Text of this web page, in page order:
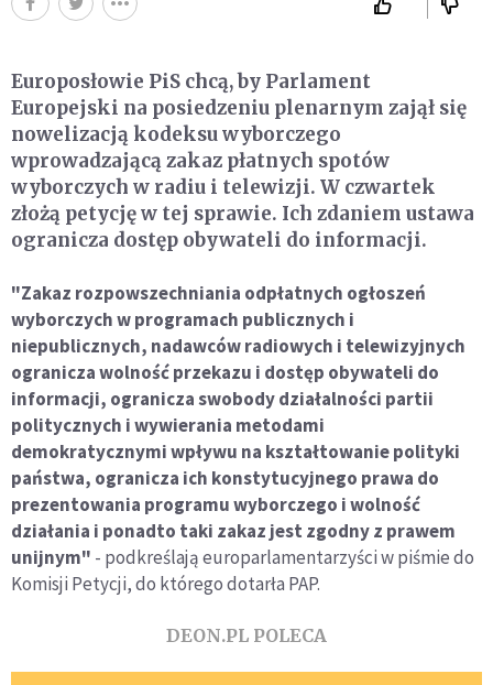
Europosłowie PiS chcą, by Parlament
Europejski na posiedzeniu plenarnym zajął się
nowelizacją kodeksu wyborczego
wprowadzającą zakaz płatnych spotów
wyborczych w radiu i telewizji. W czwartek
złożą petycję w tej sprawie. Ich zdaniem ustawa
ogranicza dostęp obywateli do informacji.
"Zakaz rozpowszechniania odpłatnych ogłoszeń
wyborczych w programach publicznych i
niepublicznych, nadawców radiowych i telewizyjnych
ogranicza wolność przekazu i dostęp obywateli do
informacji, ogranicza swobody działalności partii
politycznych i wywierania metodami
demokratycznymi wpływu na kształtowanie polityki
państwa, ogranicza ich konstytucyjnego prawa do
prezentowania programu wyborczego i wolność
działania i ponadto taki zakaz jest zgodny z prawem
unijnym" - podkreślają europarlamentarzyści w piśmie do
Komisji Petycji, do którego dotarła PAP.
DEON.PL POLECA